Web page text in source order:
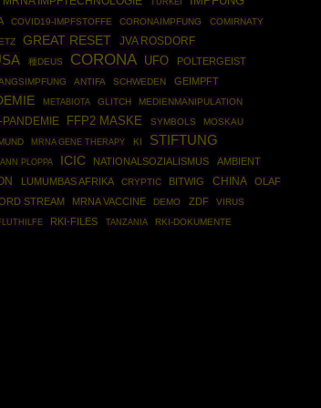
COVID19-IMPFSTOFFE CORONAIMPFUNG COMIRNATY
GREAT RESET JVA ROSDORF
種DEUS CORONA UFO
POLTERGEIST
ANTIFA SCHWEDEN GEIMPFT
METABIOTA GLITCH MEDIENMANIPULATION
FFP2 MASKE SYMBOLS MOSKAU
MRNA GENE THERAPY KI
STIFTUNG
PLOPPA ICIC NATIONALSOZIALISMUS AMBIENT
LUMUMBAS AFRIKA CRYPTIC BITWIG CHINA
OLAF
STREAM MRNA VACCINE DEMO ZDF VIRUS
RKI-FILES TANZANIA RKI-DOKUMENTE